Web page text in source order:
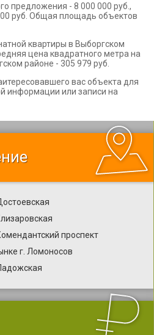
предложения - 8 000 000 руб.,
руб. Общая площадь объектов
квартиры в Выборгском
цена квадратного метра на
районе - 305 979 руб.
вас объекта для
информации или записи на
проспект
г. Ломоносов